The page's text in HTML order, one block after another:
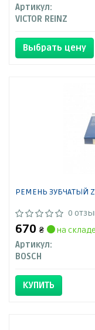
Артикул:
VICTOR REINZ
Выбрать цену
РЕМЕНЬ ЗУБЧАТЫЙ
0
670 ₴
на складе
Артикул:
BOSCH
КУПИТЬ